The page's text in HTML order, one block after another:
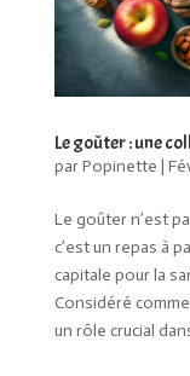
Le goûter : une
parPopinette |
Le goûter n’est
c’est un repas à
capitale pour la
Considéré
un rôle crucial